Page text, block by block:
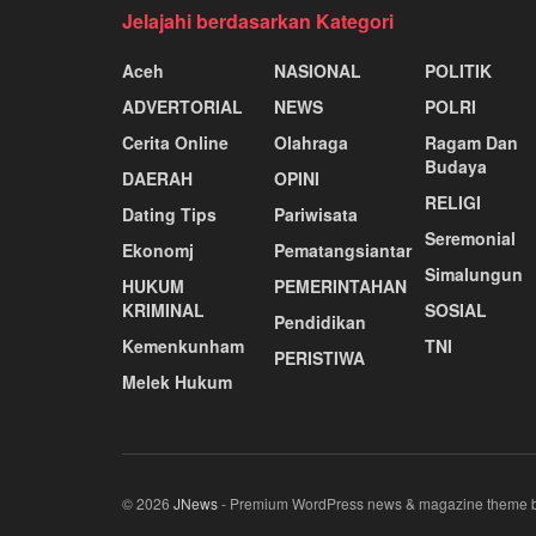
Jelajahi berdasarkan Kategori
Aceh
ADVERTORIAL
Cerita Online
DAERAH
Dating Tips
Ekonomj
HUKUM
KRIMINAL
Kemenkunham
Melek Hukum
NASIONAL
NEWS
Olahraga
OPINI
Pariwisata
Pematangsiantar
PEMERINTAHAN
Pendidikan
PERISTIWA
POLITIK
POLRI
Ragam Dan
Budaya
RELIGI
Seremonial
Simalungun
SOSIAL
TNI
© 2026 JNews- Premium WordPress news & magazine theme